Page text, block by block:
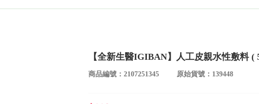
【全新生醫IGIBAN】人工皮親水性敷料 (
商品編號：2107251345 原始貨號：139448